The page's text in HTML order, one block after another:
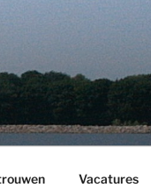
Vacatures